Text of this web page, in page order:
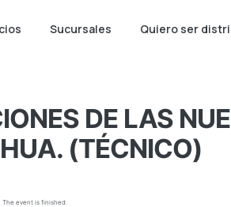
Sucursales Quiero ser
DE LAS
(TÉCNICO)
The event is finished.